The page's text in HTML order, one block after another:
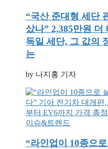
“국산 준대형 세단
샀나” 2,385만원 더
독일 세단, 그 값의
는
by 나지홍 기자
이슈&트렌드
“라인업이 10종으